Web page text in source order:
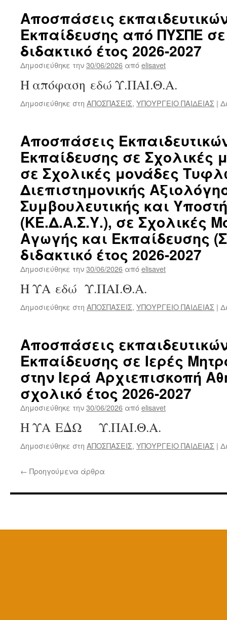
Αποσπάσεις
Εκπαίδευσης από ΠΥΣΠΕ
διδακτικό έτος 2026-2027
Δημοσιεύθηκε την30/06/2026 απόelisavet
Η απόφαση εδώ Υ.ΠΑΙ.Θ.Α.
Δημοσιεύθηκε στη ΑΠΟΣΠΑΣΕΙΣ, ΥΠΟΥΡΓΕΙΟ ΠΑΙΔΕΙΑΣ |
Αποσπάσεις
Εκπαίδευσης σε
σε Σχολικές μονάδες
Διεπιστημονικής
Συμβουλευτικής και
(ΚΕ.Δ.Α.Σ.Υ.), σε Σχολικές
Αγωγής και Εκπαίδευσης
διδακτικό έτος 2026-2027
Δημοσιεύθηκε την30/06/2026 απόelisavet
Η ΥΑ εδώ Υ.ΠΑΙ.Θ.Α.
Δημοσιεύθηκε στη ΑΠΟΣΠΑΣΕΙΣ, ΥΠΟΥΡΓΕΙΟ ΠΑΙΔΕΙΑΣ |
Αποσπάσεις
Εκπαίδευσης σε Ιερές
στην Ιερά Αρχιεπισκοπή
σχολικό έτος 2026-2027
Δημοσιεύθηκε την30/06/2026 απόelisavet
Η ΥΑ ΕΔΩ Υ.ΠΑΙ.Θ.Α.
Δημοσιεύθηκε στη ΑΠΟΣΠΑΣΕΙΣ, ΥΠΟΥΡΓΕΙΟ ΠΑΙΔΕΙΑΣ |
← Προηγούμενα άρθρα